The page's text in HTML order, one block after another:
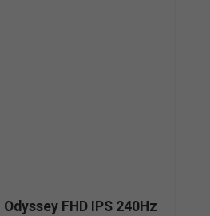
FHD IPS 240Hz